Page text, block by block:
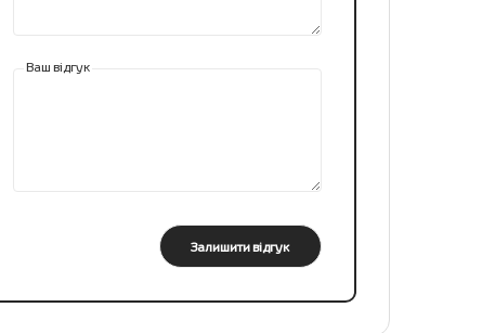
Ваш відгук
Залишити відгук